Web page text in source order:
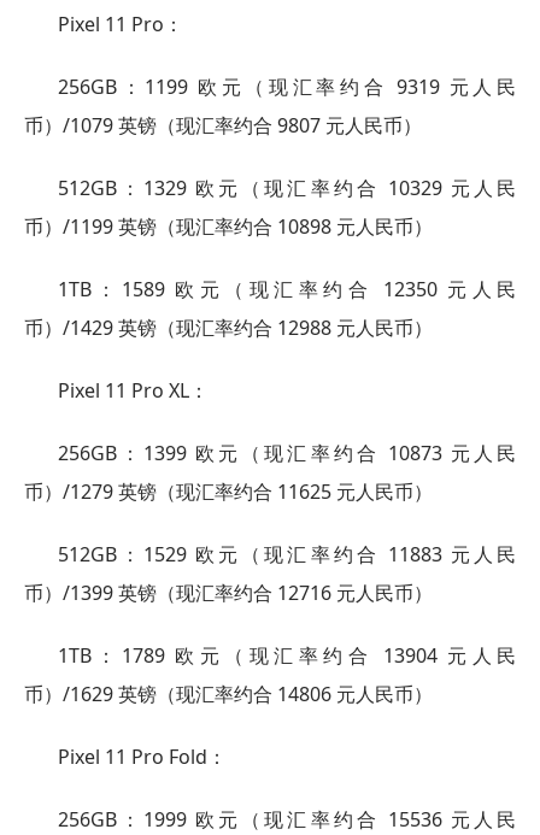
Pixel 11 Pro：
256GB：1199 欧元（现汇率约合 9319 元人民
币）/1079 英镑（现汇率约合 9807 元人民币）
512GB：1329 欧元（现汇率约合 10329 元人民
币）/1199 英镑（现汇率约合 10898 元人民币）
1TB：1589 欧元（现汇率约合 12350 元人民
币）/1429 英镑（现汇率约合 12988 元人民币）
Pixel 11 Pro XL：
256GB：1399 欧元（现汇率约合 10873 元人民
币）/1279 英镑（现汇率约合 11625 元人民币）
512GB：1529 欧元（现汇率约合 11883 元人民
币）/1399 英镑（现汇率约合 12716 元人民币）
1TB：1789 欧元（现汇率约合 13904 元人民
币）/1629 英镑（现汇率约合 14806 元人民币）
Pixel 11 Pro Fold：
256GB：1999 欧元（现汇率约合 15536 元人民